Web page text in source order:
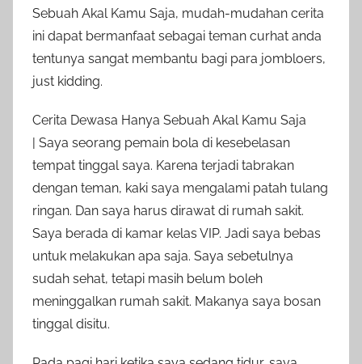
Sebuah Akal Kamu Saja, mudah-mudahan cerita
ini dapat bermanfaat sebagai teman curhat anda
tentunya sangat membantu bagi para jombloers,
just kidding.
Cerita Dewasa Hanya Sebuah Akal Kamu Saja
| Saya seorang pemain bola di kesebelasan
tempat tinggal saya. Karena terjadi tabrakan
dengan teman, kaki saya mengalami patah tulang
ringan. Dan saya harus dirawat di rumah sakit.
Saya berada di kamar kelas VIP. Jadi saya bebas
untuk melakukan apa saja. Saya sebetulnya
sudah sehat, tetapi masih belum boleh
meninggalkan rumah sakit. Makanya saya bosan
tinggal disitu.